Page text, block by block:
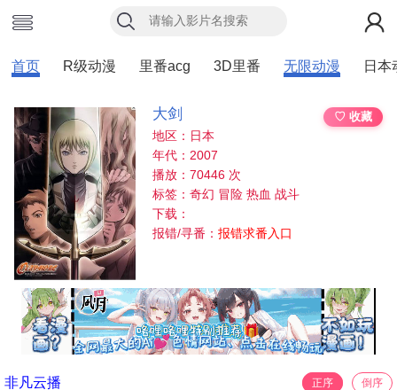
首页 R级动漫 里番acg 3D里番 无限动漫 日本
大剑
♡ 收藏
地区：日本
年代：2007
播放：70446 次
标签：奇幻 冒险 热血 战斗
下载：
报错/寻番：报错求番入口
非凡云播 正序 倒序